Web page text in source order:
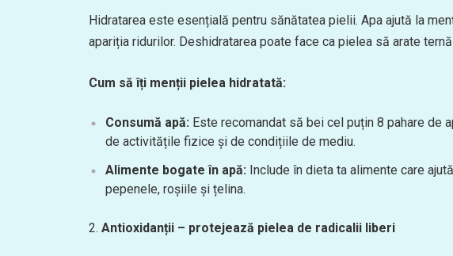
Hidratarea este esențială pentru sănătatea pielii. Apa ajută la
apariția ridurilor. Deshidratarea poate face ca pielea să arate
Cum să îți menții pielea hidratată:
Consumă apă: Este recomandat să bei cel puțin 8 pahare de
de activitățile fizice și de condițiile de mediu.
Alimente bogate în apă: Include în dieta ta alimente care
pepenele, roșiile și țelina.
Antioxidanții – protejează pielea de radicalii liberi